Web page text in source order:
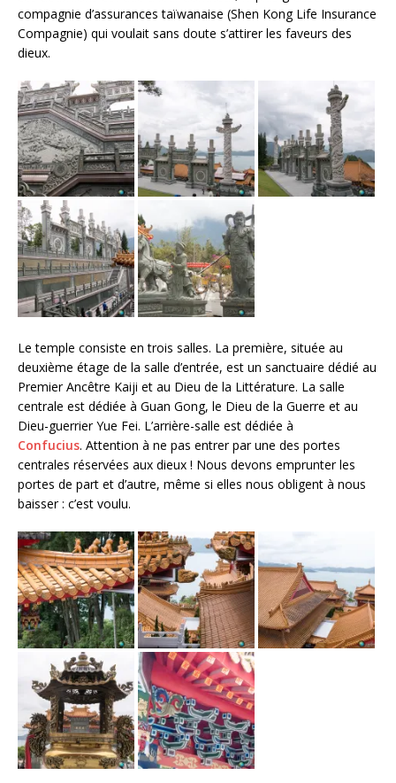
compagnie d’assurances taïwanaise (Shen Kong Life Insurance
Compagnie) qui voulait sans doute s’attirer les faveurs des
dieux.
Le temple consiste en trois salles. La première, située au
deuxième étage de la salle d’entrée, est un sanctuaire dédié au
Premier Ancêtre Kaiji et au Dieu de la Littérature. La salle
centrale est dédiée à Guan Gong, le Dieu de la Guerre et au
Dieu-guerrier Yue Fei. L’arrière-salle est dédiée à
Confucius. Attention à ne pas entrer par une des portes
centrales réservées aux dieux ! Nous devons emprunter les
portes de part et d’autre, même si elles nous obligent à nous
baisser : c’est voulu.